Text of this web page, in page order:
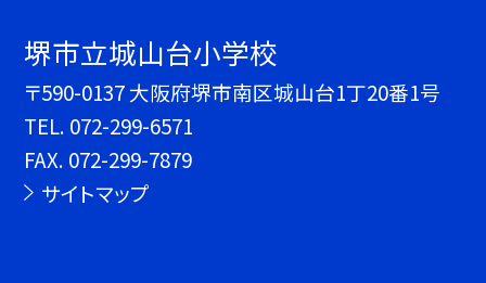
堺市立城山台小学校
〒590-0137 大阪府堺市南区城山台1丁20番1号
TEL. 072-299-6571
FAX. 072-299-7879
サイトマップ